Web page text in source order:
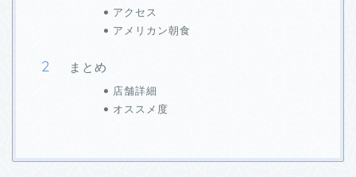
アクセス
アメリカン朝食
まとめ
店舗詳細
オススメ度